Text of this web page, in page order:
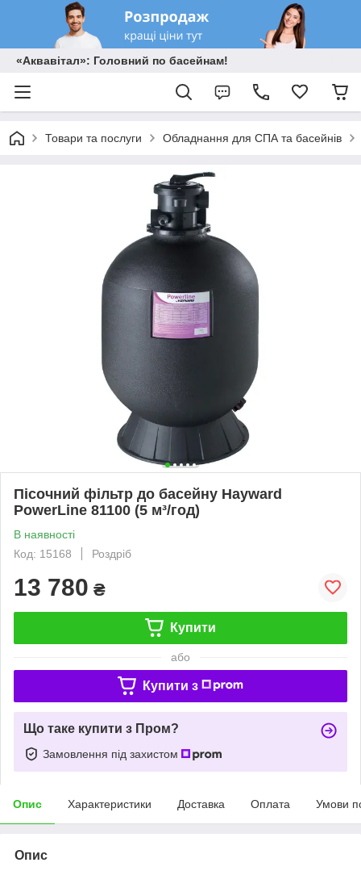
«Аквавітал»: Головний по басейнам!
Товари та послуги Обладнання для СПА та басейнів
Пісочний фільтр до басейну Hayward
PowerLine 81100 (5 м³/год)
В наявності
Код: 15168
Роздріб
13 780 ₴
Купити
або
Купити з
Що таке купити з Пром?
Замовлення під захистом
Опис Характеристики Доставка Оплата Умови
Опис